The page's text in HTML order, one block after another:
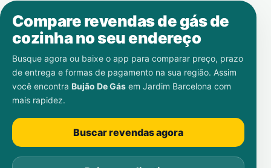
Compare revendas de gás de
cozinha no seu endereço
Busque agora ou baixe o app para comparar preço, prazo
de entrega e formas de pagamento na sua região. Assim
você encontra Bujão De Gás em Jardim Barcelona com
mais rapidez.
Buscar revendas agora